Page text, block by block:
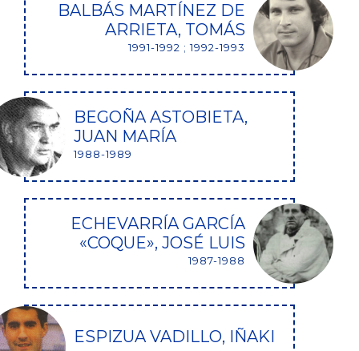
BALBÁS MARTÍNEZ DE
ARRIETA, TOMÁS
1991-1992 ; 1992-1993
BEGOÑA ASTOBIETA,
JUAN MARÍA
1988-1989
ECHEVARRÍA GARCÍA
«COQUE», JOSÉ LUIS
1987-1988
ESPIZUA VADILLO, IÑAKI